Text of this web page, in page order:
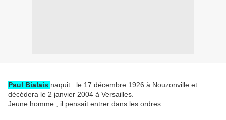
Paul Bialais naquit le 17 décembre 1926 à Nouzonville et
décédera le 2 janvier 2004 à Versailles.
Jeune homme , il pensait entrer dans les ordres .